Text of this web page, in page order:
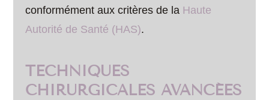
conformément aux critères de la Haute
Autorité de Santé (HAS).
TECHNIQUES
CHIRURGICALES AVANCÉES